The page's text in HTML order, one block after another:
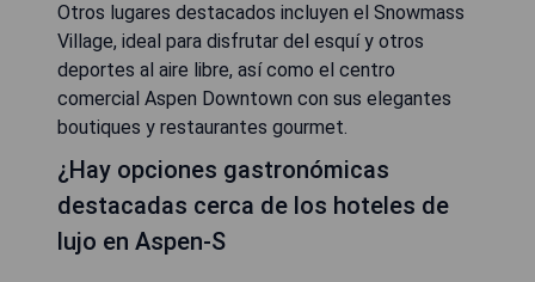
Otros lugares destacados incluyen el Snowmass
Village, ideal para disfrutar del esquí y otros
deportes al aire libre, así como el centro
comercial Aspen Downtown con sus elegantes
boutiques y restaurantes gourmet.
¿Hay opciones gastronómicas
destacadas cerca de los hoteles de
lujo en Aspen-S